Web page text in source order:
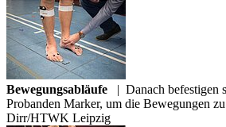
Bewegungsabläufe | Danach befestigen
Probanden Marker, um die Bewegungen zu
Dirr/HTWK Leipzig